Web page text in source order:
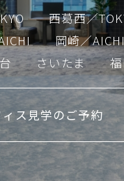
西葛西／
岡崎／
さいたま
ス見学のご予約